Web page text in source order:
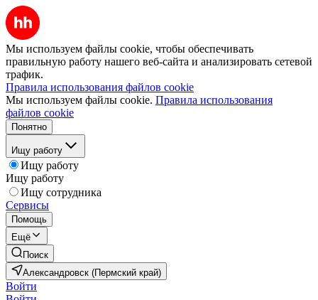
Мы используем файлы cookie, чтобы обеспечивать
правильную работу нашего веб-сайта и анализировать сетевой
трафик.
Правила использования файлов cookie
Мы используем файлы cookie. Правила использования
файлов cookie
Понятно
Ищу работу
Ищу работу
Ищу работу
Ищу сотрудника
Сервисы
Помощь
Ещё
Поиск
Александровск (Пермский край)
Войти